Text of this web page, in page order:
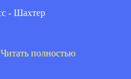
Читать полностью